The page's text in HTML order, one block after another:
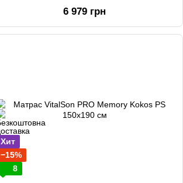
6 979 грн
Хит
−15%
8